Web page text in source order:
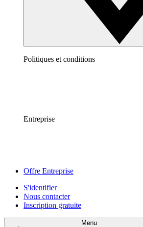
Politiques et conditions
Entreprise
Offre Entreprise
S'identifier
Nous contacter
Inscription gratuite
Menu